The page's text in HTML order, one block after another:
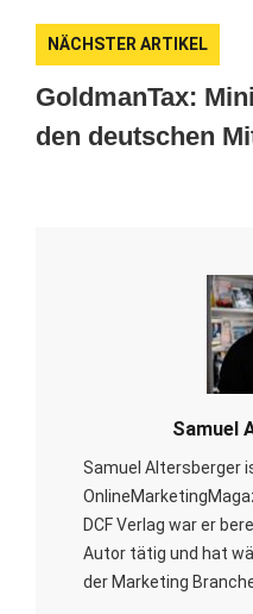
NÄCHSTER ARTIKEL
GoldmanTax:
den deutschen
Samuel
Samuel Altersberger
DCF Verlag war er
Autor tätig und hat
der Marketing